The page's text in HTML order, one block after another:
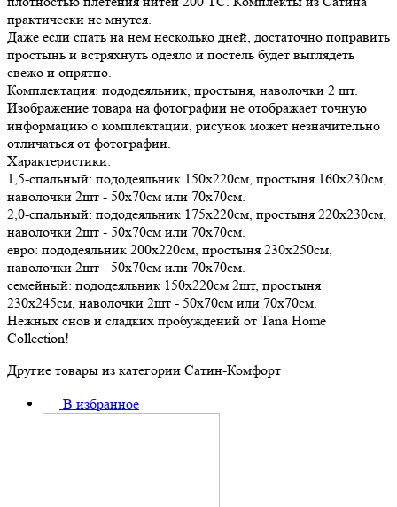
практически не мнутся.
Даже если спать на нем несколько дней, достаточно поправить
простынь и встряхнуть одеяло и постель будет выглядеть
свежо и опрятно.
Комплектация: пододеяльник, простыня, наволочки 2 шт.
Изображение товара на фотографии не отображает точную
информацию о комплектации, рисунок может незначительно
отличаться от фотографии.
Характеристики:
1,5-спальный: пододеяльник 150х220см, простыня 160х230см,
наволочки 2шт - 50х70см или 70х70см.
2,0-спальный: пододеяльник 175х220см, простыня 220х230см,
наволочки 2шт - 50х70см или 70х70см.
евро: пододеяльник 200х220см, простыня 230х250см,
наволочки 2шт - 50х70см или 70х70см.
семейный: пододеяльник 150х220см 2шт, простыня
230х245см, наволочки 2шт - 50х70см или 70х70см.
Нежных снов и сладких пробуждений от Tana Home
Collection!
Другие товары из категории Сатин-Комфорт
В избранное